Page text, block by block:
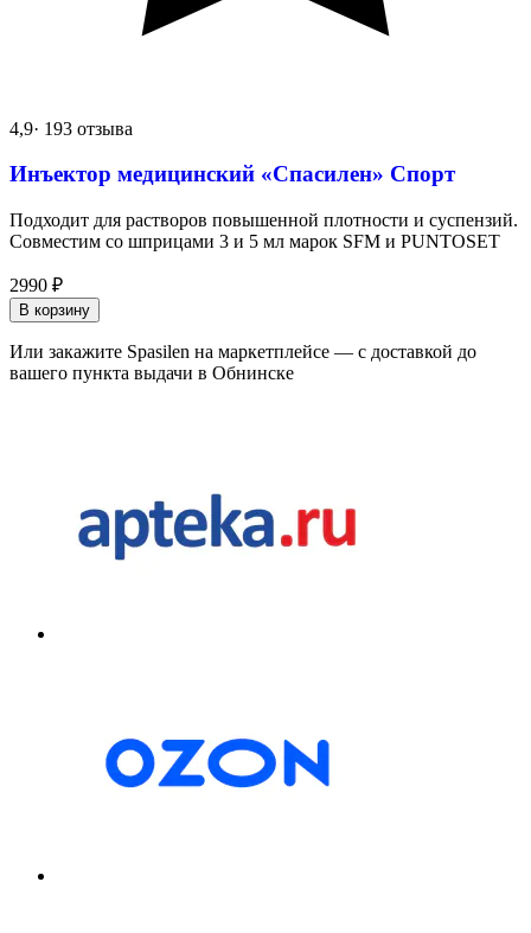
4,9· 193 отзыва
Инъектор медицинский «Спасилен» Спорт
Подходит для растворов повышенной плотности и суспензий.
Совместим со шприцами 3 и 5 мл марок SFM и PUNTOSET
2990 ₽
В корзину
Или закажите Spasilen на маркетплейсе — с доставкой до
вашего пункта выдачи в Обнинске